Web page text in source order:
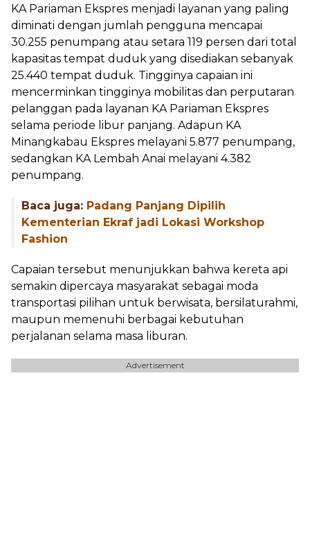
KA Pariaman Ekspres menjadi layanan yang paling
diminati dengan jumlah pengguna mencapai
30.255 penumpang atau setara 119 persen dari total
kapasitas tempat duduk yang disediakan sebanyak
25.440 tempat duduk. Tingginya capaian ini
mencerminkan tingginya mobilitas dan perputaran
pelanggan pada layanan KA Pariaman Ekspres
selama periode libur panjang. Adapun KA
Minangkabau Ekspres melayani 5.877 penumpang,
sedangkan KA Lembah Anai melayani 4.382
penumpang.
Baca juga: Padang Panjang Dipilih
Kementerian Ekraf jadi Lokasi Workshop
Fashion
Capaian tersebut menunjukkan bahwa kereta api
semakin dipercaya masyarakat sebagai moda
transportasi pilihan untuk berwisata, bersilaturahmi,
maupun memenuhi berbagai kebutuhan
perjalanan selama masa liburan.
Advertisement